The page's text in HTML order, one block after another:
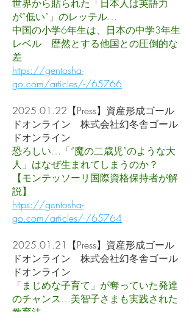
世界から貼られた「日本人は英語力
が“低い”」のレッテル…
中国の小学6年生は、日本の中学3年生
レベル 歴然とする他国との圧倒的な
差
https://gentosha-
go.com/articles/-/65766
2025.01.22 【Press】資産形成ゴール
ドオンライン 株式会社幻冬舎ゴール
ドオンライン
恐ろしい…「“魔の二歳児”のような大
人」はなぜ生まれてしまうのか？
【モンテッソーリ国際資格保持者が解
説】
https://gentosha-
go.com/articles/-/65764
2025.01.21
【Press】資産形成ゴール
ドオンライン 株式会社幻冬舎ゴール
ドオンライン
「まじめな子育て」が奪っていた発達
のチャンス…美智子さまも実践された